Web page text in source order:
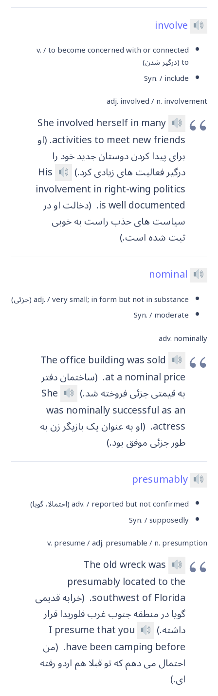
involve
v. / to become concerned with or connected
to(درگیر شدن)
Syn. / include
adj. involved / n. involvement
She involved herself in many
activities to meet new friends. (او
برای پیدا کردن دوستان جدید خود را
درگیر فعالیت های زیادی کرد.)
His
involvement in right-wing politics
is well documented. (دخالت او در
سیاست های حذب راست به خوبی
ثبت شده است.)
nominal
adj. / very small; in form but not in substance (جزئی)
Syn. / moderate
adv. nominally
The office building was sold
at a nominal price. (ساختمان دفتر
به قیمتی جزئی فروخته شد.)
She
was nominally successful as an
actress. (او به عنوان یک بازیگر زن به
طور جزئی موفق بود.)
presumably
adv. / reported but not confirmed (احتمالا، گویا)
Syn. / supposedly
v. presume / adj. presumable / n. presumption
The old wreck was
presumably located to the
southwest of Florida. (خرابه قدیمی
گویا در منطقه جنوب غرب فلوریدا قرار
داشته.)
I presume that you
have been camping before. (من
احتمال می دهم که تو قبلا هم اردو رفته
ای.)